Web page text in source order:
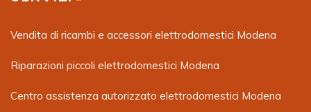
Vendita di ricambi e accessori elettrodomestici Modena
Riparazioni piccoli elettrodomestici Modena
Centro assistenza autorizzato elettrodomestici Modena